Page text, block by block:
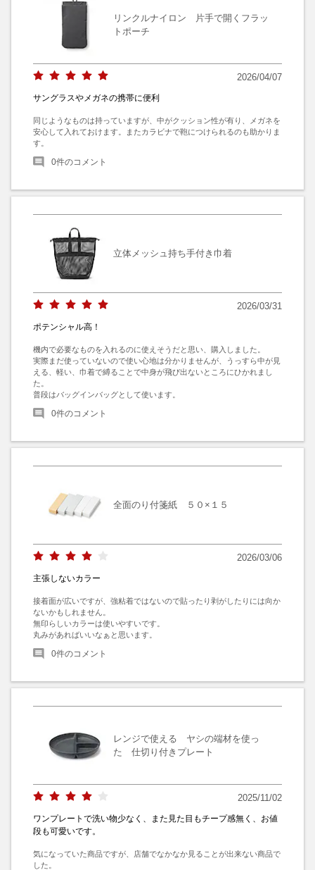
リンクルナイロン 片手で開くフラッ
トポーチ
2026/04/07
サングラスやメガネの携帯に便利
同じようなものは持っていますが、中がクッション性が有り、メガネを
安心して入れておけます。またカラビナで鞄につけられるのも助かりま
す。
0件のコメント
立体メッシュ持ち手付き巾着
2026/03/31
ポテンシャル高！
機内で必要なものを入れるのに使えそうだと思い、購入しました。
実際まだ使っていないので使い心地は分かりませんが、うっすら中が見
える、軽い、巾着で縛ることで中身が飛び出ないところにひかれまし
た。
普段はバッグインバッグとして使います。
0件のコメント
全面のり付箋紙 ５０×１５
2026/03/06
主張しないカラー
接着面が広いですが、強粘着ではないので貼ったり剥がしたりには向か
ないかもしれません。
無印らしいカラーは使いやすいです。
丸みがあればいいなぁと思います。
0件のコメント
レンジで使える ヤシの端材を使っ
た 仕切り付きプレート
2025/11/02
ワンプレートで洗い物少なく、また見た目もチープ感無く、お値
段も可愛いです。
気になっていた商品ですが、店舗でなかなか見ることが出来ない商品で
した。